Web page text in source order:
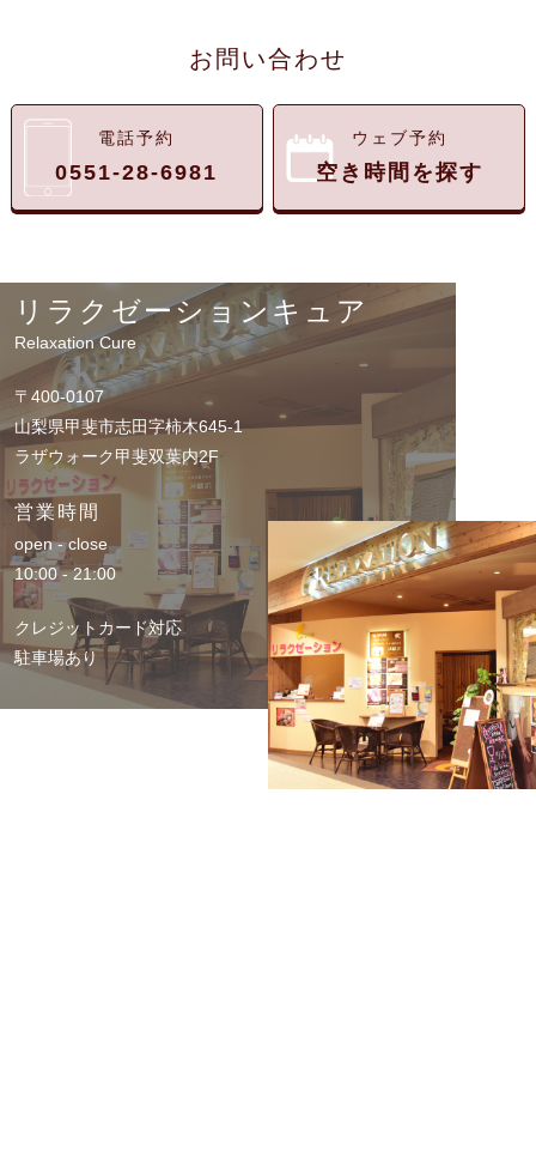
お問い合わせ
電話予約
0551-28-6981
ウェブ予約
空き時間を探す
リラクゼーションキュア
Relaxation Cure
〒400-0107
山梨県甲斐市志田字柿木645-1
ラザウォーク甲斐双葉内2F
営業時間
open - close
10:00 - 21:00
クレジットカード対応
駐車場あり